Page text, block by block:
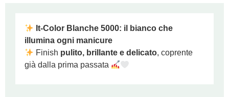
It‑Color Blanche 5000: il bianco che
illumina ogni manicure
Finish pulito, brillante e delicato, coprente
già dalla prima passata